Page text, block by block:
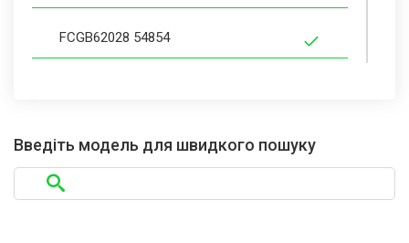
FCGB62028 54854
FCGB63021 55044
FCGB63021 55044
Введіть модель для швидкого пошуку